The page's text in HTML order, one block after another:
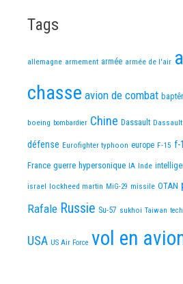
Tags
allemagne armement armée armée de l'air
chasse avion de combat
boeing bombardier Chine Dassault
défense Eurofighter typhoon europe F-15 f-
France guerre hypersonique IA Inde
israel lockheed martin MiG-29 missile OTAN
Rafale Russie Su-57 sukhoi Taiwan
USA US Air Force vol en